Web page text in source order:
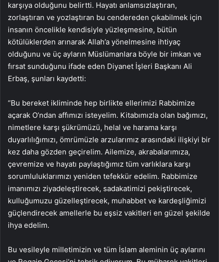
karşıya olduğunu belirtti. Hayatı anlamsızlaştıran,
zorlaştıran ve yozlaştıran bu cendereden çıkabilmek için
insanın öncelikle kendisiyle yüzleşmesine, bütün
kötülüklerden arınarak Allah’a yönelmesine ihtiyaç
olduğunu ve üç ayların Müslümanlara böyle bir imkan ve
fırsat sunduğunu ifade eden Diyanet İşleri Başkanı Ali
Erbaş, şunları kaydetti:
“Bu bereket ikliminde hep birlikte ellerimizi Rabbimize
açarak O’ndan affımızı isteyelim. Kitabımızla olan bağımızı,
nimetlere karşı şükrümüzü, helal ve harama karşı
duyarlılığımızı, ömrümüzle arzularımız arasındaki ilişkiyi bir
kez daha gözden geçirelim. Ailemize, akrabalarımıza,
çevremize ve hayatı paylaştığımız tüm varlıklara karşı
sorumluluklarımızı yeniden tefekkür edelim. Rabbimize
imanımızı ziyadeleştirecek, sadakatimizi pekiştirecek,
kulluğumuzu güzelleştirecek, muhabbet ve kardeşliğimizi
güçlendirecek amellerle bu eşsiz vakitleri en güzel şekilde
ihya edelim.
Bu vesileyle milletimizin ve tüm İslam aleminin üç aylarını